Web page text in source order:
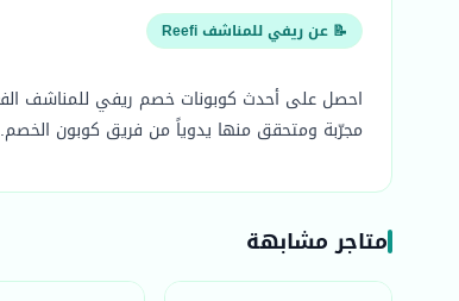
📝 عن ريفي للمناشف Reefi
مجرّبة ومتحقق منها يدوياً من فريق كوبون الخصم.
متاجر مشابهة